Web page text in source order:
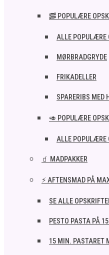
🥓 POPULÆRE
ALLE POPULÆRE
MØRBRADGRYDE
FRIKADELLER
SPARERIBS MED
🥑 POPULÆRE
ALLE POPULÆRE
🧃 MADPAKKER
⚡ AFTENSMAD PÅ
SE ALLE
PESTO PASTA PÅ
15 MIN. PASTARET